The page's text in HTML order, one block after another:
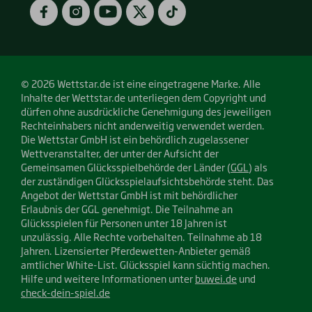
FacebookInstagramYouTubeTwitterTikTok
© 2026 Wettstar.de ist eine eingetragene Marke. Alle
Inhalte der Wettstar.de unterliegen dem Copyright und
dürfen ohne ausdrückliche Genehmigung des jeweiligen
Rechteinhabers nicht anderweitig verwendet werden.
Die Wettstar GmbH ist ein behördlich zugelassener
Wettveranstalter, der unter der Aufsicht der
Gemeinsamen Glücksspielbehörde der Länder (GGL ) als
der zuständigen Glücksspielaufsichtsbehörde steht. Das
Angebot der Wettstar GmbH ist mit behördlicher
Erlaubnis der GGL genehmigt. Die Teilnahme an
Glücksspielen für Personen unter 18 Jahren ist
unzulässig. Alle Rechte vorbehalten. Teilnahme ab 18
Jahren. Lizensierter Pferdewetten-Anbieter gemäß
amtlicher White-List. Glücksspiel kann süchtig machen.
Hilfe und weitere Informationen unterbuwei.deund
check-dein-spiel.de